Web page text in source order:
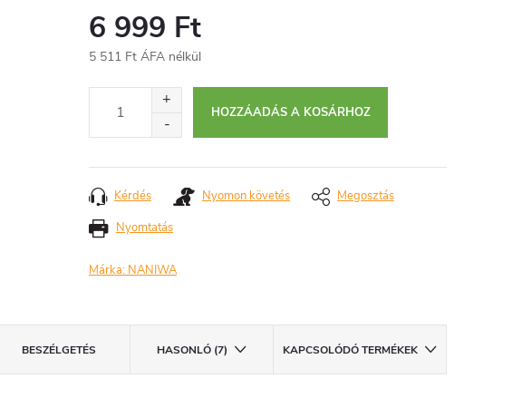
6 999 Ft
5 511 Ft ÁFA nélkül
HOZZÁADÁS A KOSÁRHOZ
Nyomtatás
Kérdés Nyomon követés Megosztás
Márka: NANIWA
BESZÉLGETÉS HASONLÓ (7) KAPCSOLÓDÓ TERMÉKEK